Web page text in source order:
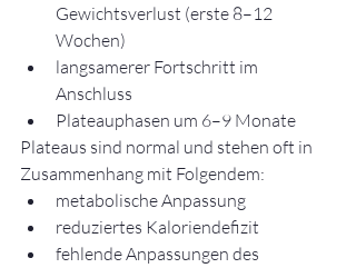
Gewichtsverlust (erste 8–12
Wochen)
langsamerer Fortschritt im
Anschluss
Plateauphasen um 6–9 Monate
Plateaus sind normal und stehen oft in
Zusammenhang mit Folgendem:
metabolische Anpassung
reduziertes Kaloriendefizit
fehlende Anpassungen des